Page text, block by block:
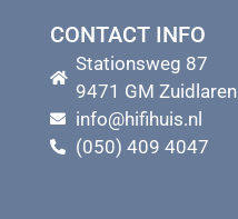
CONTACT INFO
Stationsweg 87
9471 GM Zuidlaren
info@hifihuis.nl
(050) 409 4047